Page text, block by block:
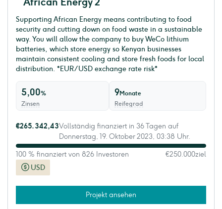
Supporting African Energy means contributing to food
security and cutting down on food waste in a sustainable
way. You will allow the company to buy WeCo lithium
batteries, which store energy so Kenyan businesses
maintain consistent cooling and store fresh foods for local
distribution. *EUR/USD exchange rate risk*
5,00%
Zinsen
9Monate
Reifegrad
USD
€265.342,43Vollständig finanziert in 36 Tagen auf
Donnerstag, 19. Oktober 2023, 03:38 Uhr.
100 % finanziert von 826 Investoren €250.000ziel
Projekt ansehen